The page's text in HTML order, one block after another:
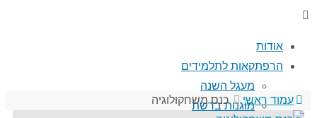
אודות
הרפתקאות לתלמידים
מעגל השנה
מוגנות ברשתעמוד ראשי כנס משחקולוגיה